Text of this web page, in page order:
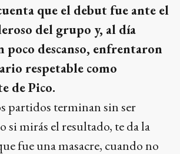
que el debut fue ante el
del grupo y, al día
poco descanso, enfrentaron
respetable como
de Pico.
partidos terminan sin ser
si mirás el resultado, te da la
fue una masacre, cuando no